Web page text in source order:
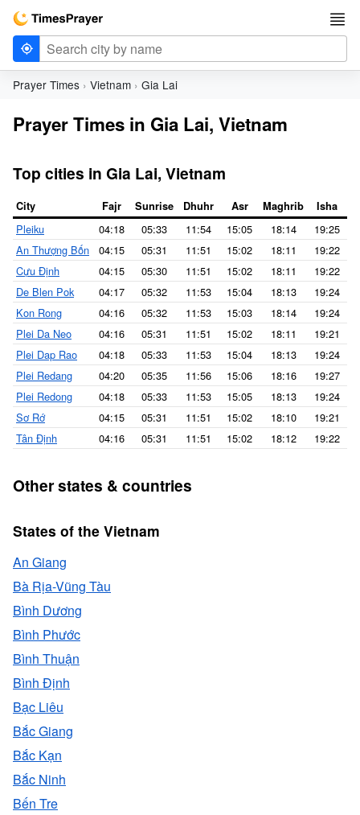
Prayer Times Vietnam Gia Lai
Prayer Times in Gia Lai, Vietnam
Top cities in Gia Lai, Vietnam
City Fajr Sunrise Dhuhr Asr Maghrib Isha
Pleiku 04:18 05:33 11:54 15:05 18:14
19:25
An Thượng Bốn
04:15 05:31 11:51 15:02 18:11
19:22
Cựu Định
04:15 05:30 11:51 15:02 18:11
19:22
De Blen Pok
04:17 05:32 11:53 15:04 18:13
19:24
Kon Rong
04:16 05:32 11:53 15:03 18:14
19:24
Plei Da Neo
04:16 05:31 11:51 15:02 18:11
19:21
Plei Dap Rao
04:18 05:33 11:53 15:04 18:13
19:24
Plei Redang
04:20 05:35 11:56 15:06 18:16
19:27
Plei Redong
04:18 05:33 11:53 15:05 18:13
19:24
Sơ Rớ
04:15 05:31 11:51 15:02 18:10
19:21
Tân Định
04:16 05:31 11:51 15:02 18:12 19:22
Other states & countries
States of the Vietnam
An Giang
Bà Rịa-Vũng Tàu
Bình Dương
Bình Phước
Bình Thuận
Bình Định
Bạc Liêu
Bắc Giang
Bắc Kạn
Bắc Ninh
Bến Tre